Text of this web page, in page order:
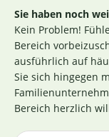
Zertifikat finden Sie
die Sicherstellung
bereits bei der
unserer (Rohstoff-
Richtlinie ist
den Tests der
rechtlich dazu
weisen dies durch
Sie haben noch
Kein Problem!
Bereich
ausführlich auf
Sie sich hingegen
Bereich herzlich